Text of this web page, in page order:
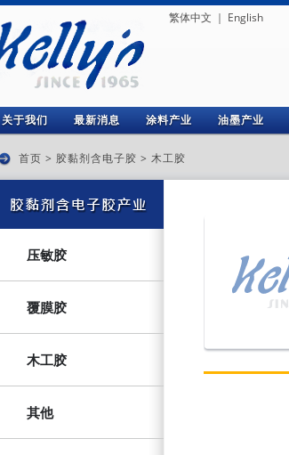
繁体中文 ｜ English
关于我们 最新消息 涂料产业 油墨产业
首页 > 胶黏剂含电子胶 > 木工胶
压敏胶
覆膜胶
木工胶
其他